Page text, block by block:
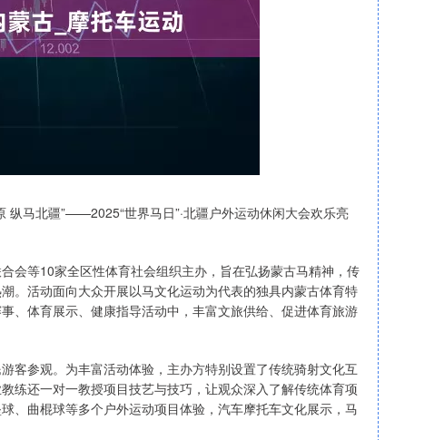
纵马北疆”——2025“世界马日”·北疆户外运动休闲大会欢乐亮
会等10家全区性体育社会组织主办，旨在弘扬蒙古马精神，传
。活动面向大众开展以马文化运动为代表的独具内蒙古体育特
、体育展示、健康指导活动中，丰富文旅供给、促进体育旅游
客参观。为丰富活动体验，主办方特别设置了传统骑射文化互
练还一对一教授项目技艺与技巧，让观众深入了解传统体育项
、曲棍球等多个户外运动项目体验，汽车摩托车文化展示，马